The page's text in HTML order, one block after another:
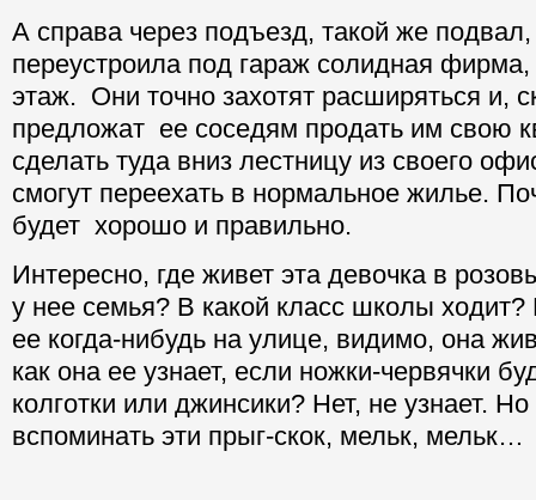
А справа через подъезд, такой же подвал,
переустроила под гараж солидная
этаж. Они точно захотят расширяться и,
предложат ее соседям продать им свою
сделать туда вниз лестницу из своего
смогут переехать в нормальное жилье.
будет хорошо и правильно.
Интересно, где живет эта девочка в
у нее семья? В какой класс школы ходит?
ее когда-нибудь на улице, видимо, она
как она ее узнает, если ножки-червячки
колготки или джинсики? Нет, не узнает. Но
вспоминать эти прыг-скок, мельк, мельк…